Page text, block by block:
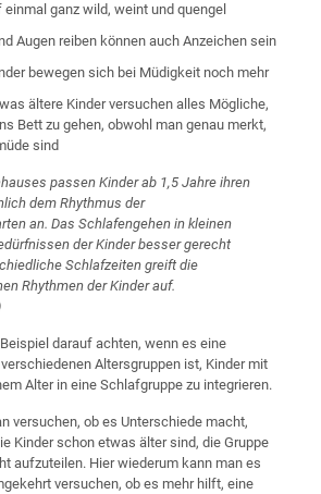
ganz wild, weint und quengel
Augen reiben können auch Anzeichen sein
bewegen sich bei Müdigkeit noch mehr
ältere Kinder versuchen alles Mögliche,
Bett zu gehen, obwohl man genau merkt,
sind
passen Kinder ab 1,5 Jahre ihren
dem Rhythmus der
an. Das Schlafengehen in kleinen
der Kinder besser gerecht
Schlafzeiten greift die
Rhythmen der Kinder auf.
darauf achten, wenn es eine
Altersgruppen ist, Kinder mit
Alter in eine Schlafgruppe zu integrieren.
versuchen, ob es Unterschiede macht,
Kinder schon etwas älter sind, die Gruppe
aufzuteilen. Hier wiederum kann man es
versuchen, ob es mehr hilft, eine